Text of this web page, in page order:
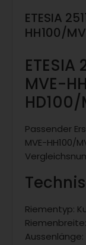
ETESIA
HH100/
MVE-
Passender
MVE-HH100/
Riementyp:
Aussenlänge: